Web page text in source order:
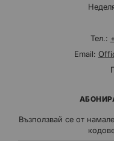
Тел.:
Email:
Възползвай се от